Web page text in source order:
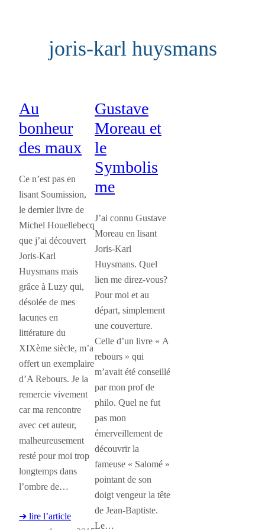
joris-karl huysmans
Au
bonheur
des maux
Ce n’est pas en
lisant Soumission,
le dernier livre de
Michel Houellebecq
que j’ai découvert
Joris-Karl
Huysmans mais
grâce à Luzy qui,
désolée de mes
lacunes en
littérature du
XIXème siècle, m’a
offert un exemplaire
d’A Rebours. Je la
remercie vivement
car ma rencontre
avec cet auteur,
malheureusement
resté pour moi trop
longtemps dans
l’ombre de…
➜ lire l’article
Gustave
Moreau et
le
Symbolis
me
J’ai connu Gustave
Moreau en lisant
Joris-Karl
Huysmans. Quel
lien me direz-vous?
Pour moi et au
départ, simplement
une couverture.
Celle d’un livre « A
rebours » qui
m’avait été conseillé
par mon prof de
philo. Quel ne fut
pas mon
émerveillement de
découvrir la
fameuse « Salomé »
pointant de son
doigt vengeur la tête
de Jean-Baptiste.
Le…